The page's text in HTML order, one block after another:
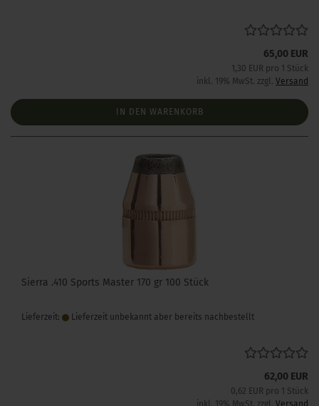
65,00 EUR
1,30 EUR pro 1 Stück
inkl. 19% MwSt. zzgl. Versand
IN DEN WARENKORB
Sierra .410 Sports Master 170 gr 100 Stück
Lieferzeit: Lieferzeit unbekannt aber bereits nachbestellt
62,00 EUR
0,62 EUR pro 1 Stück
inkl. 19% MwSt. zzgl. Versand